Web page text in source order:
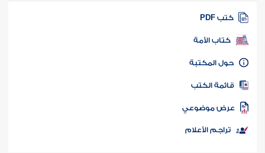
كتب PDF
كتاب الأمة
المكتبة
الكتب
موضوعي